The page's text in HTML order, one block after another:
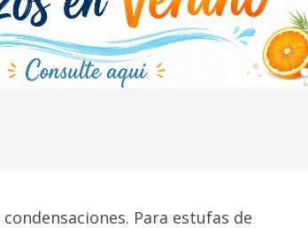
Para estufas de